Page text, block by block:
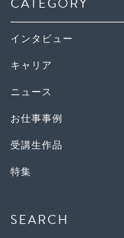
インタビュー
キャリア
ニュース
お仕事事例
受講生作品
特集
SEARCH